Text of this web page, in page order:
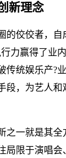
新理念
的佼佼者，
力赢得了业
传统娱乐产?
段，为艺人
之一就是其全
局限于演唱会